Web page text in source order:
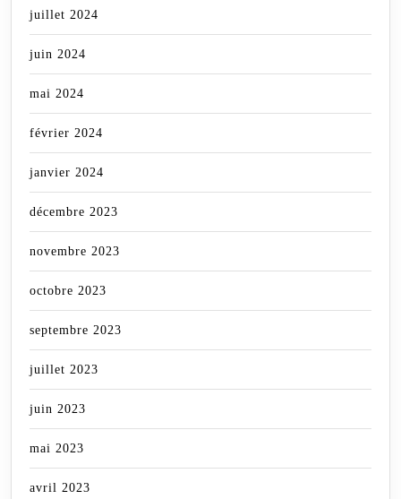
juillet 2024
juin 2024
mai 2024
février 2024
janvier 2024
décembre 2023
novembre 2023
octobre 2023
septembre 2023
juillet 2023
juin 2023
mai 2023
avril 2023